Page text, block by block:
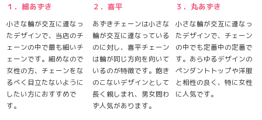
１．細あずき
小さな輪が交互に連なっ
たデザインで、当店のチ
ェーンの中で最も細いチ
ェーンです。細めなので
女性の方、チェーンをな
るべく目立たないように
したい方におすすめで
す。
２．喜平
あずきチェーンは小さな
輪が交互に連なっている
のに対し、喜平チェーン
は輪が同じ方向を向いて
いるのが特徴です。飽き
のこないデザインとして
長く親しまれ、男女問わ
ず人気があります。
３．丸あずき
小さな輪が交互に連なっ
たデザインで、チェーン
の中でも定番中の定番で
す。あらゆるデザインの
ペンダントトップや洋服
と相性の良く、特に女性
に人気です。